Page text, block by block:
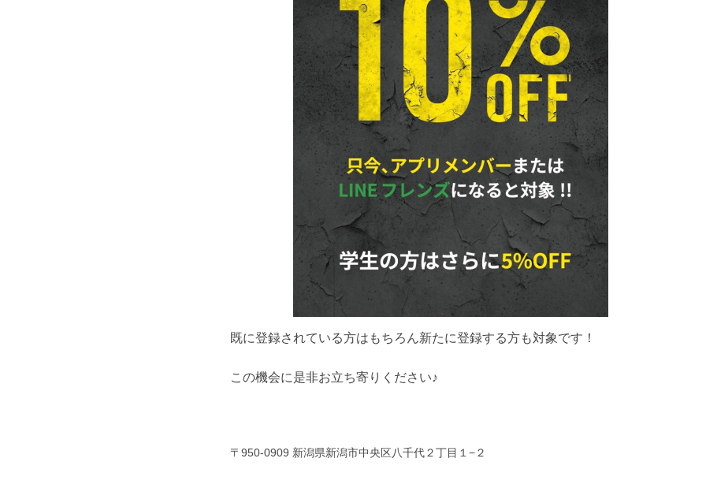
既に登録されている方はもちろん新たに登録する方も対象です！
この機会に是非お立ち寄りください♪
〒950-0909 新潟県新潟市中央区八千代２丁目１−２